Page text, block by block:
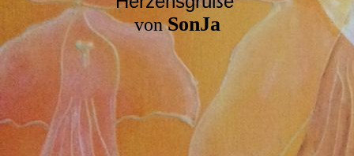
vonSonJa